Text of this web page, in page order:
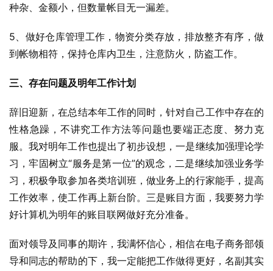
种杂、金额小，但数量帐目无一漏差。
5、做好仓库管理工作，物资分类存放，排放整齐有序，做
到帐物相符，保持仓库内卫生，注意防火，防盗工作。
三、存在问题及明年工作计划
辞旧迎新，在总结本年工作的同时，针对自己工作中存在的
性格急躁，不讲究工作方法等问题也要端正态度、努力克
服。我对明年工作也提出了初步设想，一是继续加强理论学
习，牢固树立“服务是第一位”的观念，二是继续加强业务学
习，积极争取参加各类培训班，做业务上的行家能手，提高
工作效率，使工作再上新台阶。三是账目方面，我要努力学
好计算机为明年的账目联网做好充分准备。
面对领导及同事的期许，我满怀信心，相信在电子商务部领
导和同志的帮助的下，我一定能把工作做得更好，名副其实